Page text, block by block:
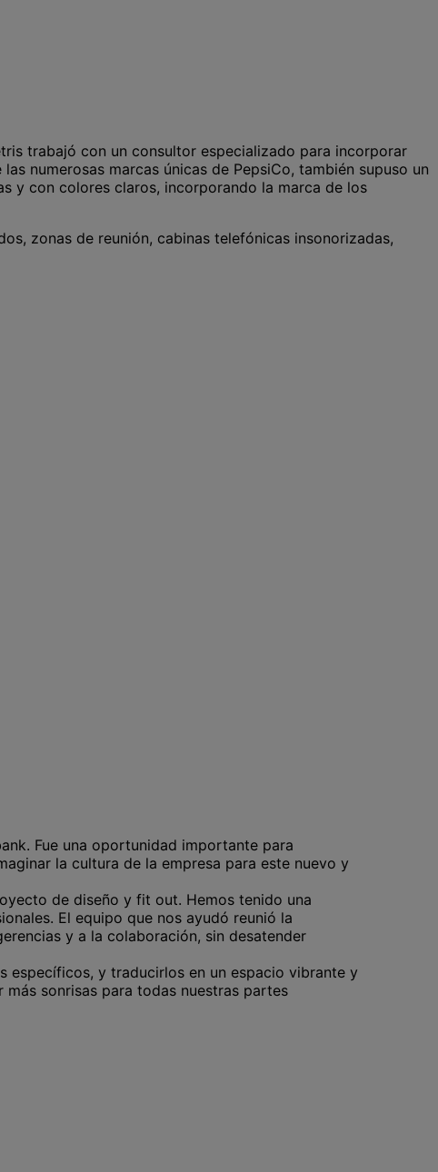
trabajó con un consultor especializado para incorporar
numerosas marcas únicas de PepsiCo, también supuso un
y con colores claros, incorporando la marca de los
zonas de reunión, cabinas telefónicas insonorizadas,
Fue una oportunidad importante para
la cultura de la empresa para este nuevo y
de diseño y fit out. Hemos tenido una
El equipo que nos ayudó reunió la
y a la colaboración, sin desatender
específicos, y traducirlos en un espacio vibrante y
sonrisas para todas nuestras partes